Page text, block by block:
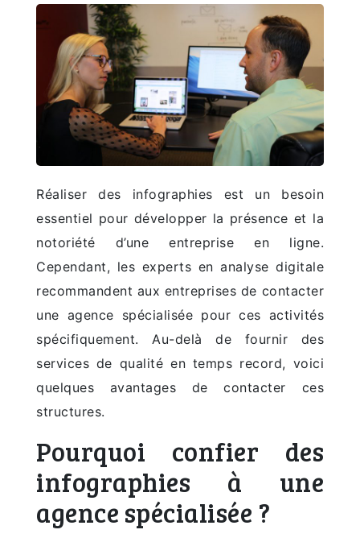
Réaliser des infographies est un besoin
essentiel pour développer la présence et la
notoriété d’une entreprise en ligne.
Cependant, les experts en analyse digitale
recommandent aux entreprises de contacter
une agence spécialisée pour ces activités
spécifiquement. Au-delà de fournir des
services de qualité en temps record, voici
quelques avantages de contacter ces
structures.
Pourquoi confier des
infographies à une
agence spécialisée ?